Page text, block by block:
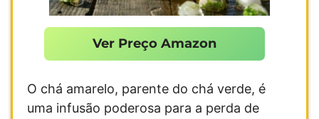
Ver Preço Amazon
O chá amarelo, parente do chá verde, é
uma infusão poderosa para a perda de